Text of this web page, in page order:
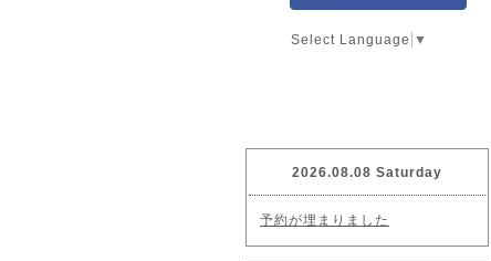
Select Language ▼
2026.08.08 Saturday
予約が埋まりました